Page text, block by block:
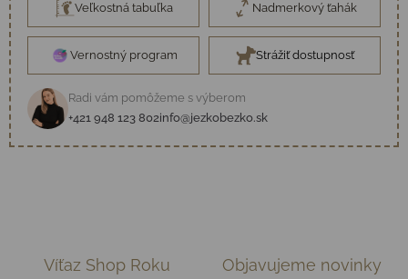
Veľkostná tabuľka Nadmerkový ťahák
Vernostný program Strážiť dostupnosť
Radi vám pomôžeme s výberom
+421 948 123 802info@jezkobezko.sk
Víťaz Shop Roku Objavujeme novinky